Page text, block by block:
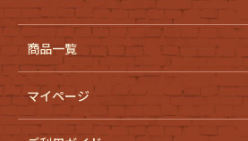
Belt
Keyring
FAFATT
商品一覧
マイページ